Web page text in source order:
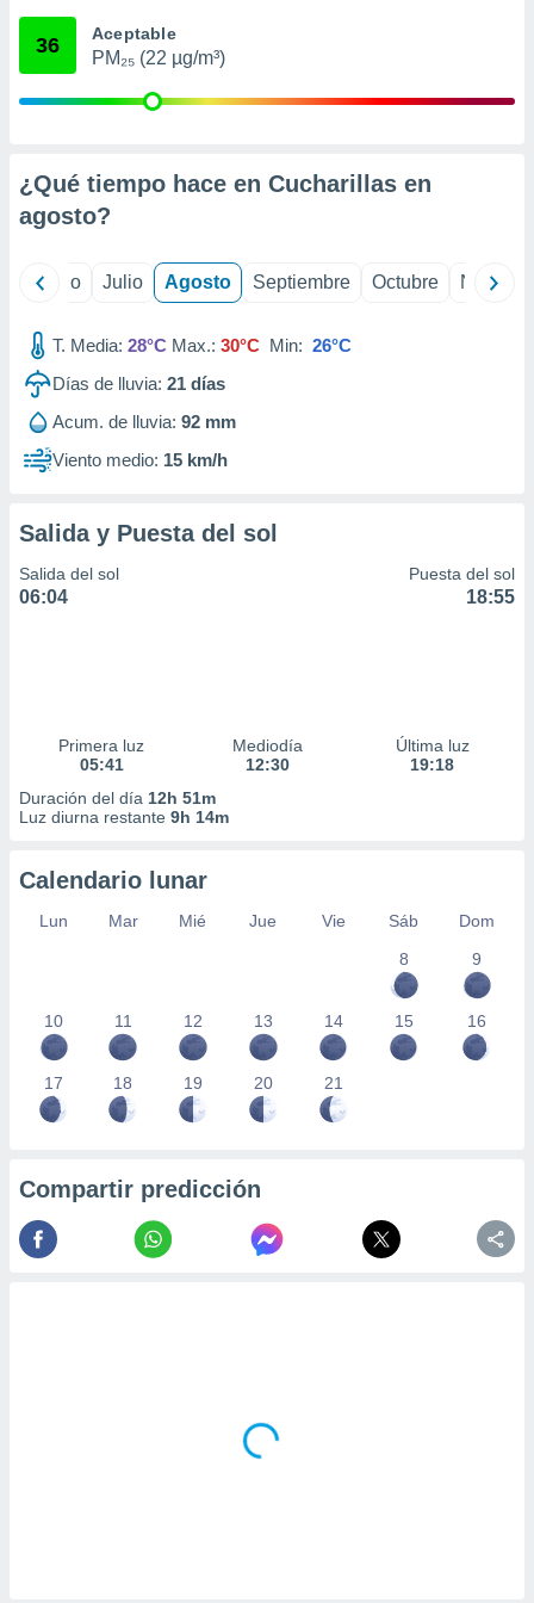
mediante
publicidad
1199
36 Aceptable
PM₂₅ (22 µg/m³)
¿Qué tiempo hace en Cucharillas en
agosto?
Junio Julio Agosto Septiembre Octubre
T. Media: 28°C Max.: 30°C Min: 26°C
Días de lluvia: 21 días
Acum. de lluvia: 92 mm
Viento medio: 15 km/h
Salida y Puesta del sol
Salida del sol
06:04
Puesta del sol
18:55
Primera luz
05:41
Mediodía
12:30
Última luz
19:18
Duración del día 12h 51m
Luz diurna restante 9h 14m
Calendario lunar
Lun Mar Mié Jue Vie Sáb
Dom
8
9
10 11 12 13 14 15 16
17 18 19 20 21
Compartir predicción